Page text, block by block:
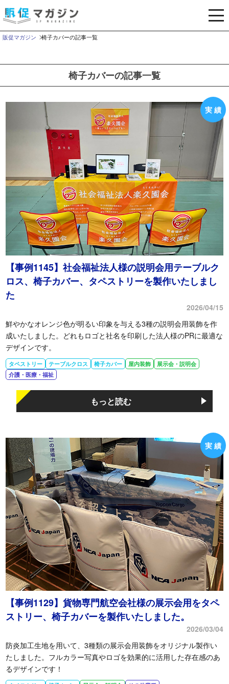
メ
ニ
ュ
開
販促マガジン 椅子カバーの記事一覧
椅子カバーの記事一覧
【事例1145】社会福祉法人様の説明会用テーブルク
ロス、椅子カバー、タペストリーを製作いたしまし
た
2026/04/15
鮮やかなオレンジ色が明るい印象を与える3種の説明会用装飾を作
成いたしました。どれもロゴと社名を印刷した法人様のPRに最適な
デザインです。
タペストリー テーブルクロス 椅子カバー 屋内装飾
展示会・説明会
介護・医療・福祉
もっと読む
【事例1129】貨物専門航空会社様の展示会用をタペ
ストリー、椅子カバーを製作いたしました。
2026/03/04
防炎加工生地を用いて、3種類の展示会用装飾をオリジナル製作い
たしました。フルカラー写真やロゴを効果的に活用した存在感のあ
るデザインです！